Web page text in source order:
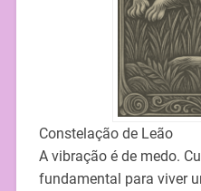
Constelação de Leão
A vibração é de medo.
fundamental para viver